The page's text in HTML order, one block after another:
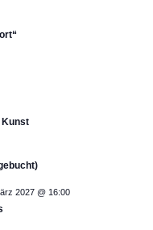
Kunst
2027 @ 16:00